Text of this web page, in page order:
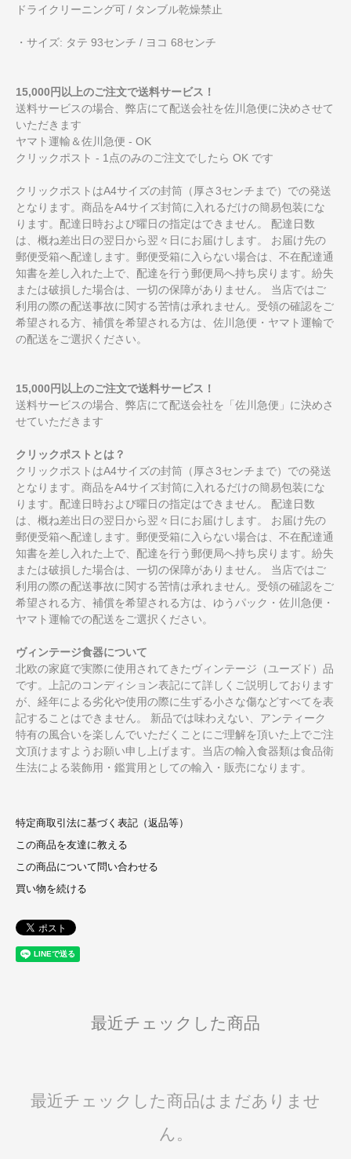
ドライクリーニング可 / タンブル乾燥禁止
・サイズ: タテ 93センチ / ヨコ 68センチ
15,000円以上のご注文で送料サービス！
送料サービスの場合、弊店にて配送会社を佐川急便に決めさせて
いただきます
ヤマト運輸＆佐川急便 - OK
クリックポスト - 1点のみのご注文でしたら OK です
クリックポストはA4サイズの封筒（厚さ3センチまで）での発送
となります。商品をA4サイズ封筒に入れるだけの簡易包装にな
ります。配達日時および曜日の指定はできません。 配達日数
は、概ね差出日の翌日から翌々日にお届けします。 お届け先の
郵便受箱へ配達します。郵便受箱に入らない場合は、不在配達通
知書を差し入れた上で、配達を行う郵便局へ持ち戻ります。紛失
または破損した場合は、一切の保障がありません。 当店ではご
利用の際の配送事故に関する苦情は承れません。受領の確認をご
希望される方、補償を希望される方は、佐川急便・ヤマト運輸で
の配送をご選択ください。
15,000円以上のご注文で送料サービス！
送料サービスの場合、弊店にて配送会社を「佐川急便」に決めさ
せていただきます
クリックポストとは？
クリックポストはA4サイズの封筒（厚さ3センチまで）での発送
となります。商品をA4サイズ封筒に入れるだけの簡易包装にな
ります。配達日時および曜日の指定はできません。 配達日数
は、概ね差出日の翌日から翌々日にお届けします。 お届け先の
郵便受箱へ配達します。郵便受箱に入らない場合は、不在配達通
知書を差し入れた上で、配達を行う郵便局へ持ち戻ります。紛失
または破損した場合は、一切の保障がありません。 当店ではご
利用の際の配送事故に関する苦情は承れません。受領の確認をご
希望される方、補償を希望される方は、ゆうパック・佐川急便・
ヤマト運輸での配送をご選択ください。
ヴィンテージ食器について
北欧の家庭で実際に使用されてきたヴィンテージ（ユーズド）品
です。上記のコンディション表記にて詳しくご説明しております
が、経年による劣化や使用の際に生ずる小さな傷などすべてを表
記することはできません。 新品では味わえない、アンティーク
特有の風合いを楽しんでいただくことにご理解を頂いた上でご注
文頂けますようお願い申し上げます。当店の輸入食器類は食品衛
生法による装飾用・鑑賞用としての輸入・販売になります。
特定商取引法に基づく表記（返品等）
この商品を友達に教える
この商品について問い合わせる
買い物を続ける
最近チェックした商品
最近チェックした商品はまだありませ
ん。